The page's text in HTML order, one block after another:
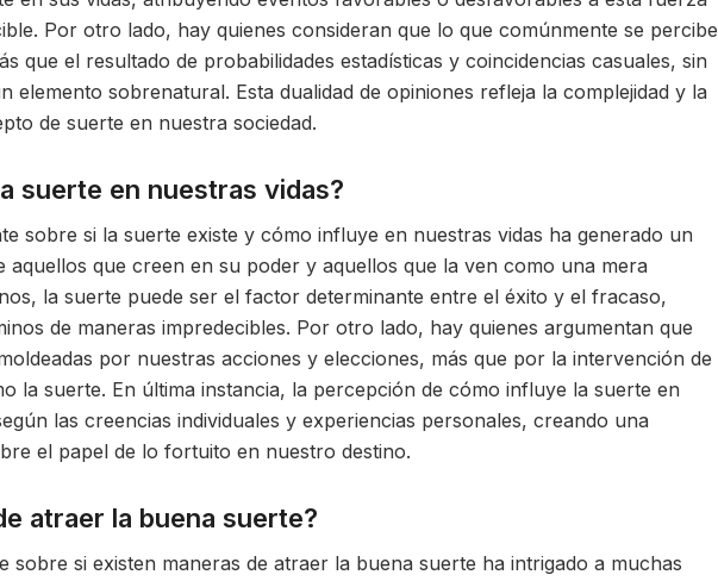
Por otro lado, hay quienes consideran que lo que comúnmente se percibe
que el resultado de probabilidades estadísticas y coincidencias casuales, sin
elemento sobrenatural. Esta dualidad de opiniones refleja la complejidad y la
de suerte en nuestra sociedad.
suerte en nuestras vidas?
sobre si la suerte existe y cómo influye en nuestras vidas ha generado un
aquellos que creen en su poder y aquellos que la ven como una mera
la suerte puede ser el factor determinante entre el éxito y el fracaso,
de maneras impredecibles. Por otro lado, hay quienes argumentan que
por nuestras acciones y elecciones, más que por la intervención de
la suerte. En última instancia, la percepción de cómo influye la suerte en
las creencias individuales y experiencias personales, creando una
el papel de lo fortuito en nuestro destino.
atraer la buena suerte?
sobre si existen maneras de atraer la buena suerte ha intrigado a muchas